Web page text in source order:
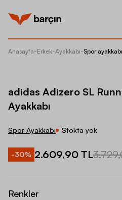
Anasayfa-Erkek-Ayakkabı-Spor ayakkabı
adidas Adizero SL
Ayakkabı
Spor Ayakkabı Stokta yok
-30% 2.609,90 TL
Renkler